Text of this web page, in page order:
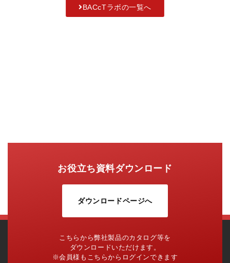
BACcTラボの一覧へ
お役立ち資料ダウンロード
ダウンロードページへ
こちらから弊社製品のカタログ等を
ダウンロードいただけます。
※会員様もこちらからログインできます